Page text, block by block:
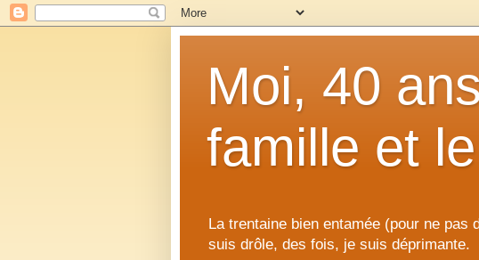
Moi, 40
famille et
La trentaine bien entamée (pour ne
suis drôle, des fois, je suis déprimante.